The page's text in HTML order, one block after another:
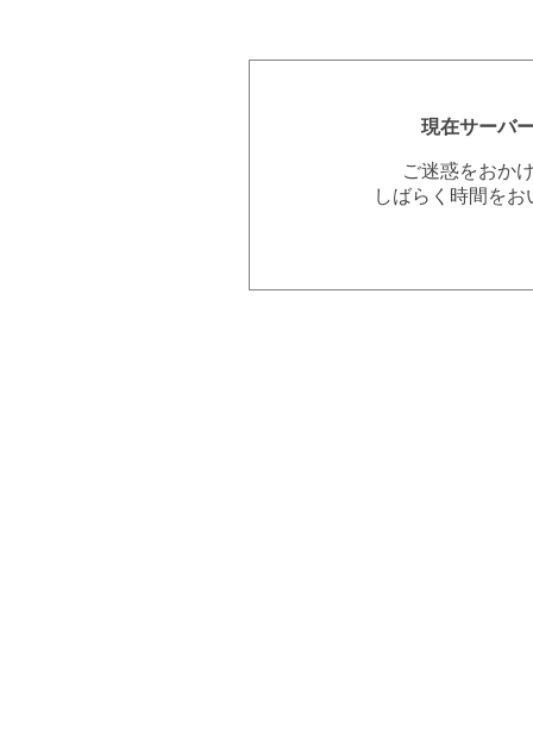
現在サーバ
ご迷惑をおか
しばらく時間を